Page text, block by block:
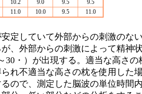
10.2 9.0 9.5
9.5
11.0 10.0 9.5 11.0
定していて外部からの刺激のな
、外部からの刺激によって精神
30・）が出現する。適当な高さ
れ不適当な高さの枕を使用した
ので、測定した脳波の単位時間